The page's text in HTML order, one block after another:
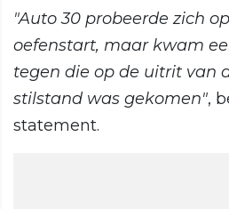
"Auto 30 probeerde zich
oefenstart, maar kwam
tegen die op de uitrit van
stilstand was gekomen",
statement.